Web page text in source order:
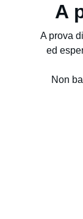
A
A prova
ed
Non